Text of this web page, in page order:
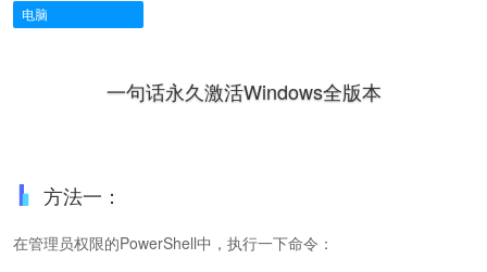
电脑
一句话永久激活Windows全版本
方法一：
在管理员权限的PowerShell中，执行一下命令：